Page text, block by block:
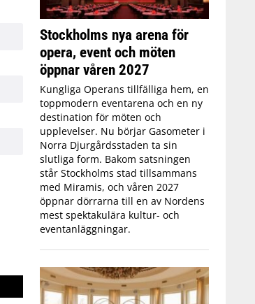
Stockholms nya arena för
opera, event och möten
öppnar våren 2027
Kungliga Operans tillfälliga hem, en
toppmodern eventarena och en ny
destination för möten och
upplevelser. Nu börjar Gasometer i
Norra Djurgårdsstaden ta sin
slutliga form. Bakom satsningen
står Stockholms stad tillsammans
med Miramis, och våren 2027
öppnar dörrarna till en av Nordens
mest spektakulära kultur- och
eventanläggningar.